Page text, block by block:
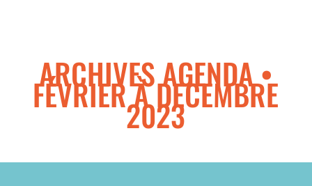
ARCHIVES AGENDA •
FÉVRIER À DECEMBRE
2023